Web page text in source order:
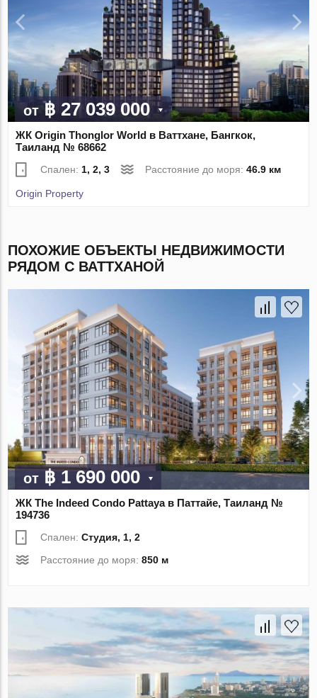
от฿ 27 039 000
ЖК Origin Thonglor World в Ваттхане, Бангкок,
Таиланд № 68662
Спален: 1, 2, 3 Расстояние до моря:46.9 км
Origin Property
ПОХОЖИЕ ОБЪЕКТЫ НЕДВИЖИМОСТИ
РЯДОМ С ВАТТХАНОЙ
от ฿ 1 690 000
ЖК The Indeed Condo Pattaya в Паттайе, Таиланд №
194736
Спален:Студия, 1, 2
Расстояние до моря:850 м